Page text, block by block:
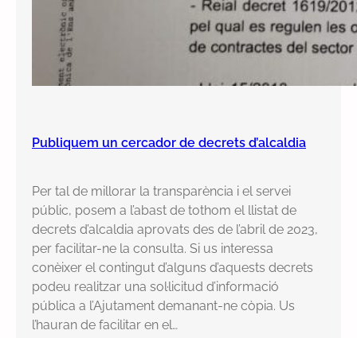
Publiquem un cercador de decrets d’alcaldia
Per tal de millorar la transparència i el servei
públic, posem a l’abast de tothom el llistat de
decrets d’alcaldia aprovats des de l’abril de 2023,
per facilitar-ne la consulta. Si us interessa
conèixer el contingut d’alguns d’aquests decrets
podeu realitzar una sol·licitud d’informació
pública a l’Ajutament demanant-ne còpia. Us
l’hauran de facilitar en el…